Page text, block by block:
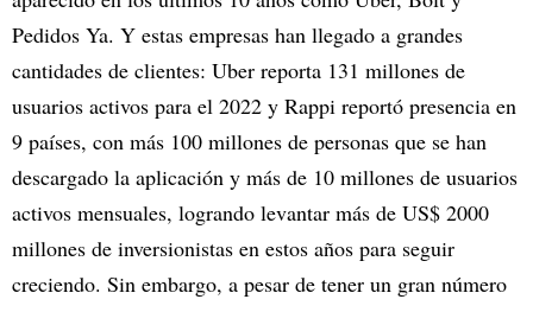
Pedidos Ya. Y estas empresas han llegado a grandes
cantidades de clientes: Uber reporta 131 millones de
usuarios activos para el 2022 y Rappi reportó presencia en
9 países, con más 100 millones de personas que se han
descargado la aplicación y más de 10 millones de usuarios
activos mensuales, logrando levantar más de US$ 2000
millones de inversionistas en estos años para seguir
creciendo. Sin embargo, a pesar de tener un gran número